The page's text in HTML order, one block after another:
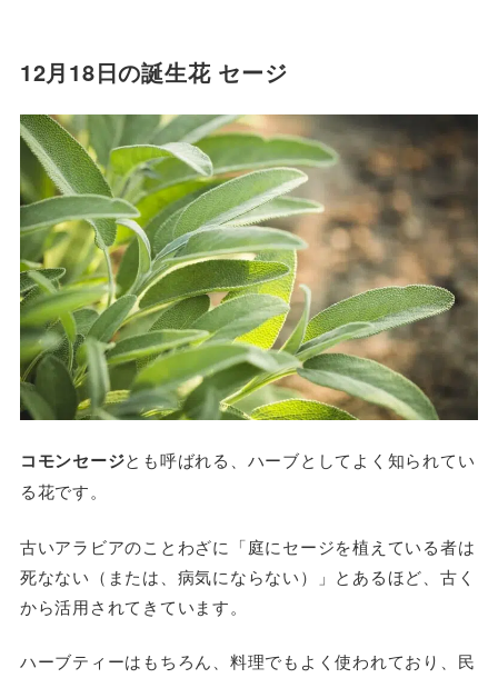
12月18日の誕生花 セージ
コモンセージとも呼ばれる、ハーブとしてよく知られてい
る花です。
古いアラビアのことわざに「庭にセージを植えている者は
死なない（または、病気にならない）」とあるほど、古く
から活用されてきています。
ハーブティーはもちろん、料理でもよく使われており、民